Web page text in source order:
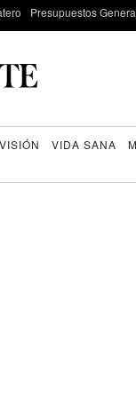
Presupuestos
VIDA SANA